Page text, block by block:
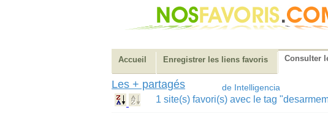
Accueil Enregistrer les liens favoris Consulter
Les + partagés de Intelligencia
1 site(s) favori(s) avec le tag